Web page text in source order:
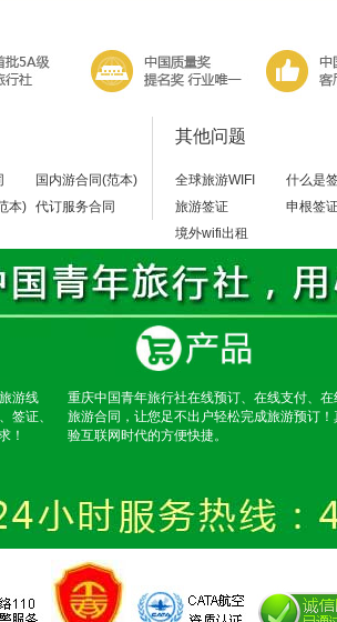
国内游合同(范本)
本) 代订服务合同
其他问题
全球旅游WIFI
什么是
旅游签证
申根签
境外wifi出租
游线
签证、
！
重庆中国青年旅行社在线预订、在线支付、在
旅游合同，让您足不出户轻松完成旅游预订！
验互联网时代的方便快捷。